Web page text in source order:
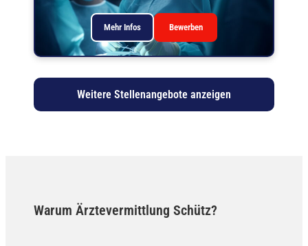
Mehr Infos Bewerben
Weitere Stellenangebote anzeigen
Warum Ärztevermittlung Schütz?